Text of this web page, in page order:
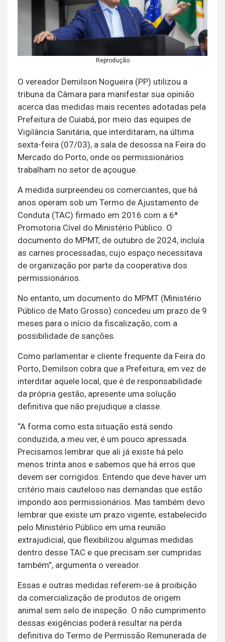
Reprodução
O vereador Demilson Nogueira (PP) utilizou a
tribuna da Câmara para manifestar sua opinião
acerca das medidas mais recentes adotadas pela
Prefeitura de Cuiabá, por meio das equipes de
Vigilância Sanitária, que interditaram, na última
sexta-feira (07/03), a sala de desossa na Feira do
Mercado do Porto, onde os permissionários
trabalham no setor de açougue.
A medida surpreendeu os comerciantes, que há
anos operam sob um Termo de Ajustamento de
Conduta (TAC) firmado em 2016 com a 6ª
Promotoria Cível do Ministério Público. O
documento do MPMT, de outubro de 2024, incluía
as carnes processadas, cujo espaço necessitava
de organização por parte da cooperativa dos
permissionários.
No entanto, um documento do MPMT (Ministério
Público de Mato Grosso) concedeu um prazo de 9
meses para o início da fiscalização, com a
possibilidade de sanções.
Como parlamentar e cliente frequente da Feira do
Porto, Demilson cobra que a Prefeitura, em vez de
interditar aquele local, que é de responsabilidade
da própria gestão, apresente uma solução
definitiva que não prejudique a classe.
“A forma como esta situação está sendo
conduzida, a meu ver, é um pouco apressada.
Precisamos lembrar que ali já existe há pelo
menos trinta anos e sabemos que há erros que
devem ser corrigidos. Entendo que deve haver um
critério mais cauteloso nas demandas que estão
impondo aos permissionários. Mas também devo
lembrar que existe um prazo vigente, estabelecido
pelo Ministério Público em uma reunião
extrajudicial, que flexibilizou algumas medidas
dentro desse TAC e que precisam ser cumpridas
também”, argumenta o vereador.
Essas e outras medidas referem-se à proibição
da comercialização de produtos de origem
animal sem selo de inspeção. O não cumprimento
dessas exigências poderá resultar na perda
definitiva do Termo de Permissão Remunerada de